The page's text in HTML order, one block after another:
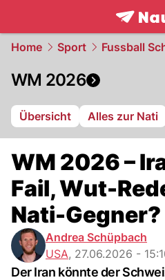
Home Sport Fussball
WM 2026
Übersicht Alles zur Nati
WM 2026 –
Fail, Wut-
Nati-Gegner?
Andrea Schüpbach
USA, 27.06.2026 -
Der Iran könnte der